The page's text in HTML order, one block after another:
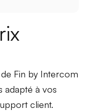
Fin by Intercom
adapté à vos
client.